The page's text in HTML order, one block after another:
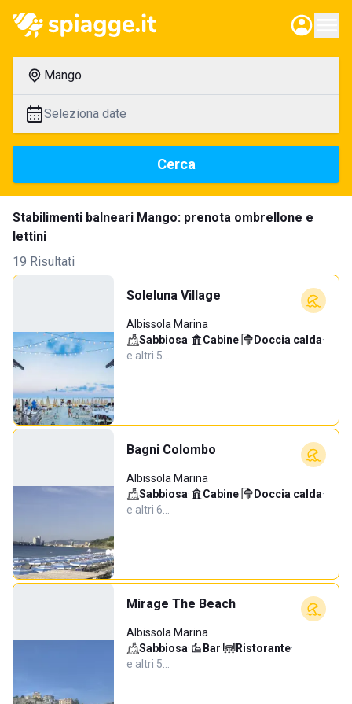
Mango
Seleziona date
Cerca
Stabilimenti balneari Mango: prenota ombrellone e
lettini
19 Risultati
Soleluna Village
Albissola Marina
Sabbiosa· Cabine· Doccia calda·
e altri 5…
Bagni Colombo
Albissola Marina
Sabbiosa· Cabine· Doccia calda·
e altri 6…
Mirage The Beach
Albissola Marina
Sabbiosa· Bar· Ristorante·
e altri 5…